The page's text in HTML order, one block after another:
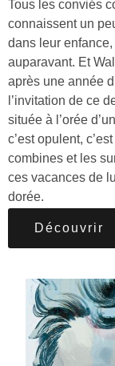
Tous les conviés
connaissent un
dans leur enfance,
auparavant. Et
après une année
l’invitation de ce
située à l’orée
c’est opulent,
combines et les
ces vacances de
dorée.
Découvrir